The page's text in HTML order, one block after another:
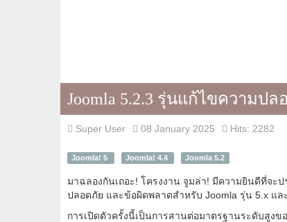
Joomla 5.2.3 รุ่นแก้ไขความป
Super User 08 January 2025
Hits: 2282
Joomla! 5 Joomla! 4.4 Joomla 5.2
มาฉลองกันเถอะ! โครงงาน จูมล่า! มีความยินดีที่จะป
ปลอดภัย และข้อผิดพลาดสำหรับ Joomla รุ่น 5.x แล
การเปิดตัวครั้งนี้เป็นการสานต่อมาตรฐานระดับสูงข